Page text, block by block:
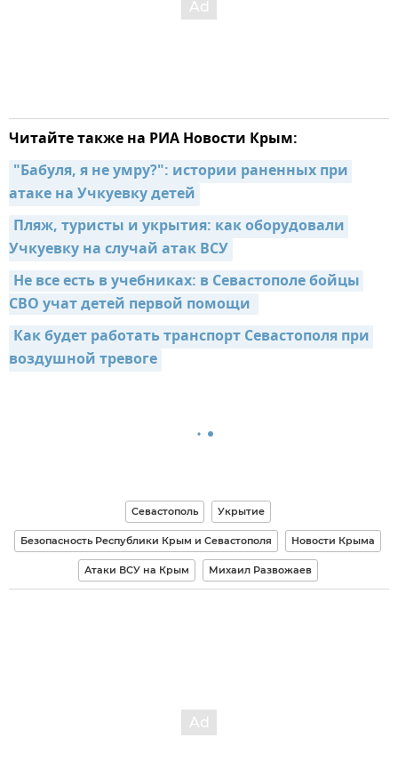
Читайте также на РИА Новости Крым:
"Бабуля, я не умру?": истории раненных при
атаке на Учкуевку детей
Пляж, туристы и укрытия: как оборудовали
Учкуевку на случай атак ВСУ
Не все есть в учебниках: в Севастополе бойцы
СВО учат детей первой помощи
Как будет работать транспорт Севастополя при
воздушной тревоге
Севастополь Укрытие
Безопасность Республики Крым и Севастополя Новости Крыма
Атаки ВСУ на Крым Михаил Развожаев